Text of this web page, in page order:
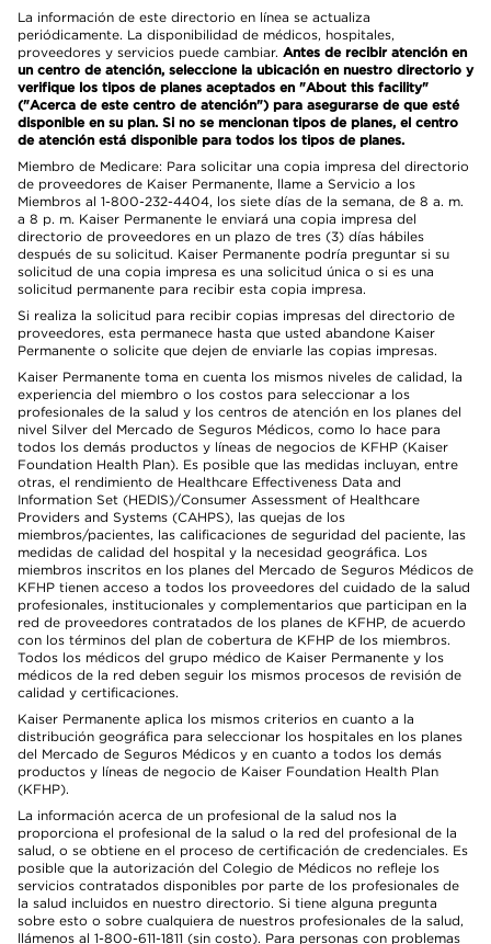
La información de este directorio en línea se actualiza
periódicamente. La disponibilidad de médicos, hospitales,
proveedores y servicios puede cambiar. Antes de recibir atención en
un centro de atención, seleccione la ubicación en nuestro directorio y
verifique los tipos de planes aceptados en "About this facility"
("Acerca de este centro de atención") para asegurarse de que esté
disponible en su plan. Si no se mencionan tipos de planes, el centro
de atención está disponible para todos los tipos de planes.
Miembro de Medicare: Para solicitar una copia impresa del directorio
de proveedores de Kaiser Permanente, llame a Servicio a los
Miembros al 1-800-232-4404, los siete días de la semana, de 8 a. m.
a 8 p. m. Kaiser Permanente le enviará una copia impresa del
directorio de proveedores en un plazo de tres (3) días hábiles
después de su solicitud. Kaiser Permanente podría preguntar si su
solicitud de una copia impresa es una solicitud única o si es una
solicitud permanente para recibir esta copia impresa.
Si realiza la solicitud para recibir copias impresas del directorio de
proveedores, esta permanece hasta que usted abandone Kaiser
Permanente o solicite que dejen de enviarle las copias impresas.
Kaiser Permanente toma en cuenta los mismos niveles de calidad, la
experiencia del miembro o los costos para seleccionar a los
profesionales de la salud y los centros de atención en los planes del
nivel Silver del Mercado de Seguros Médicos, como lo hace para
todos los demás productos y líneas de negocios de KFHP (Kaiser
Foundation Health Plan). Es posible que las medidas incluyan, entre
otras, el rendimiento de Healthcare Effectiveness Data and
Information Set (HEDIS)/Consumer Assessment of Healthcare
Providers and Systems (CAHPS), las quejas de los
miembros/pacientes, las calificaciones de seguridad del paciente, las
medidas de calidad del hospital y la necesidad geográfica. Los
miembros inscritos en los planes del Mercado de Seguros Médicos de
KFHP tienen acceso a todos los proveedores del cuidado de la salud
profesionales, institucionales y complementarios que participan en la
red de proveedores contratados de los planes de KFHP, de acuerdo
con los términos del plan de cobertura de KFHP de los miembros.
Todos los médicos del grupo médico de Kaiser Permanente y los
médicos de la red deben seguir los mismos procesos de revisión de
calidad y certificaciones.
Kaiser Permanente aplica los mismos criterios en cuanto a la
distribución geográfica para seleccionar los hospitales en los planes
del Mercado de Seguros Médicos y en cuanto a todos los demás
productos y líneas de negocio de Kaiser Foundation Health Plan
(KFHP).
La información acerca de un profesional de la salud nos la
proporciona el profesional de la salud o la red del profesional de la
salud, o se obtiene en el proceso de certificación de credenciales. Es
posible que la autorización del Colegio de Médicos no refleje los
servicios contratados disponibles por parte de los profesionales de
la salud incluidos en nuestro directorio. Si tiene alguna pregunta
sobre esto o sobre cualquiera de nuestros profesionales de la salud,
llámenos al 1-800-611-1811 (sin costo). Para personas con problemas